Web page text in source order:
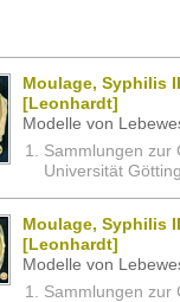
Moulage, Syphilis
[Leonhardt]
Modelle von
Sammlungen zur
Universität
Moulage, Syphilis
[Leonhardt]
Modelle von
Sammlungen zur